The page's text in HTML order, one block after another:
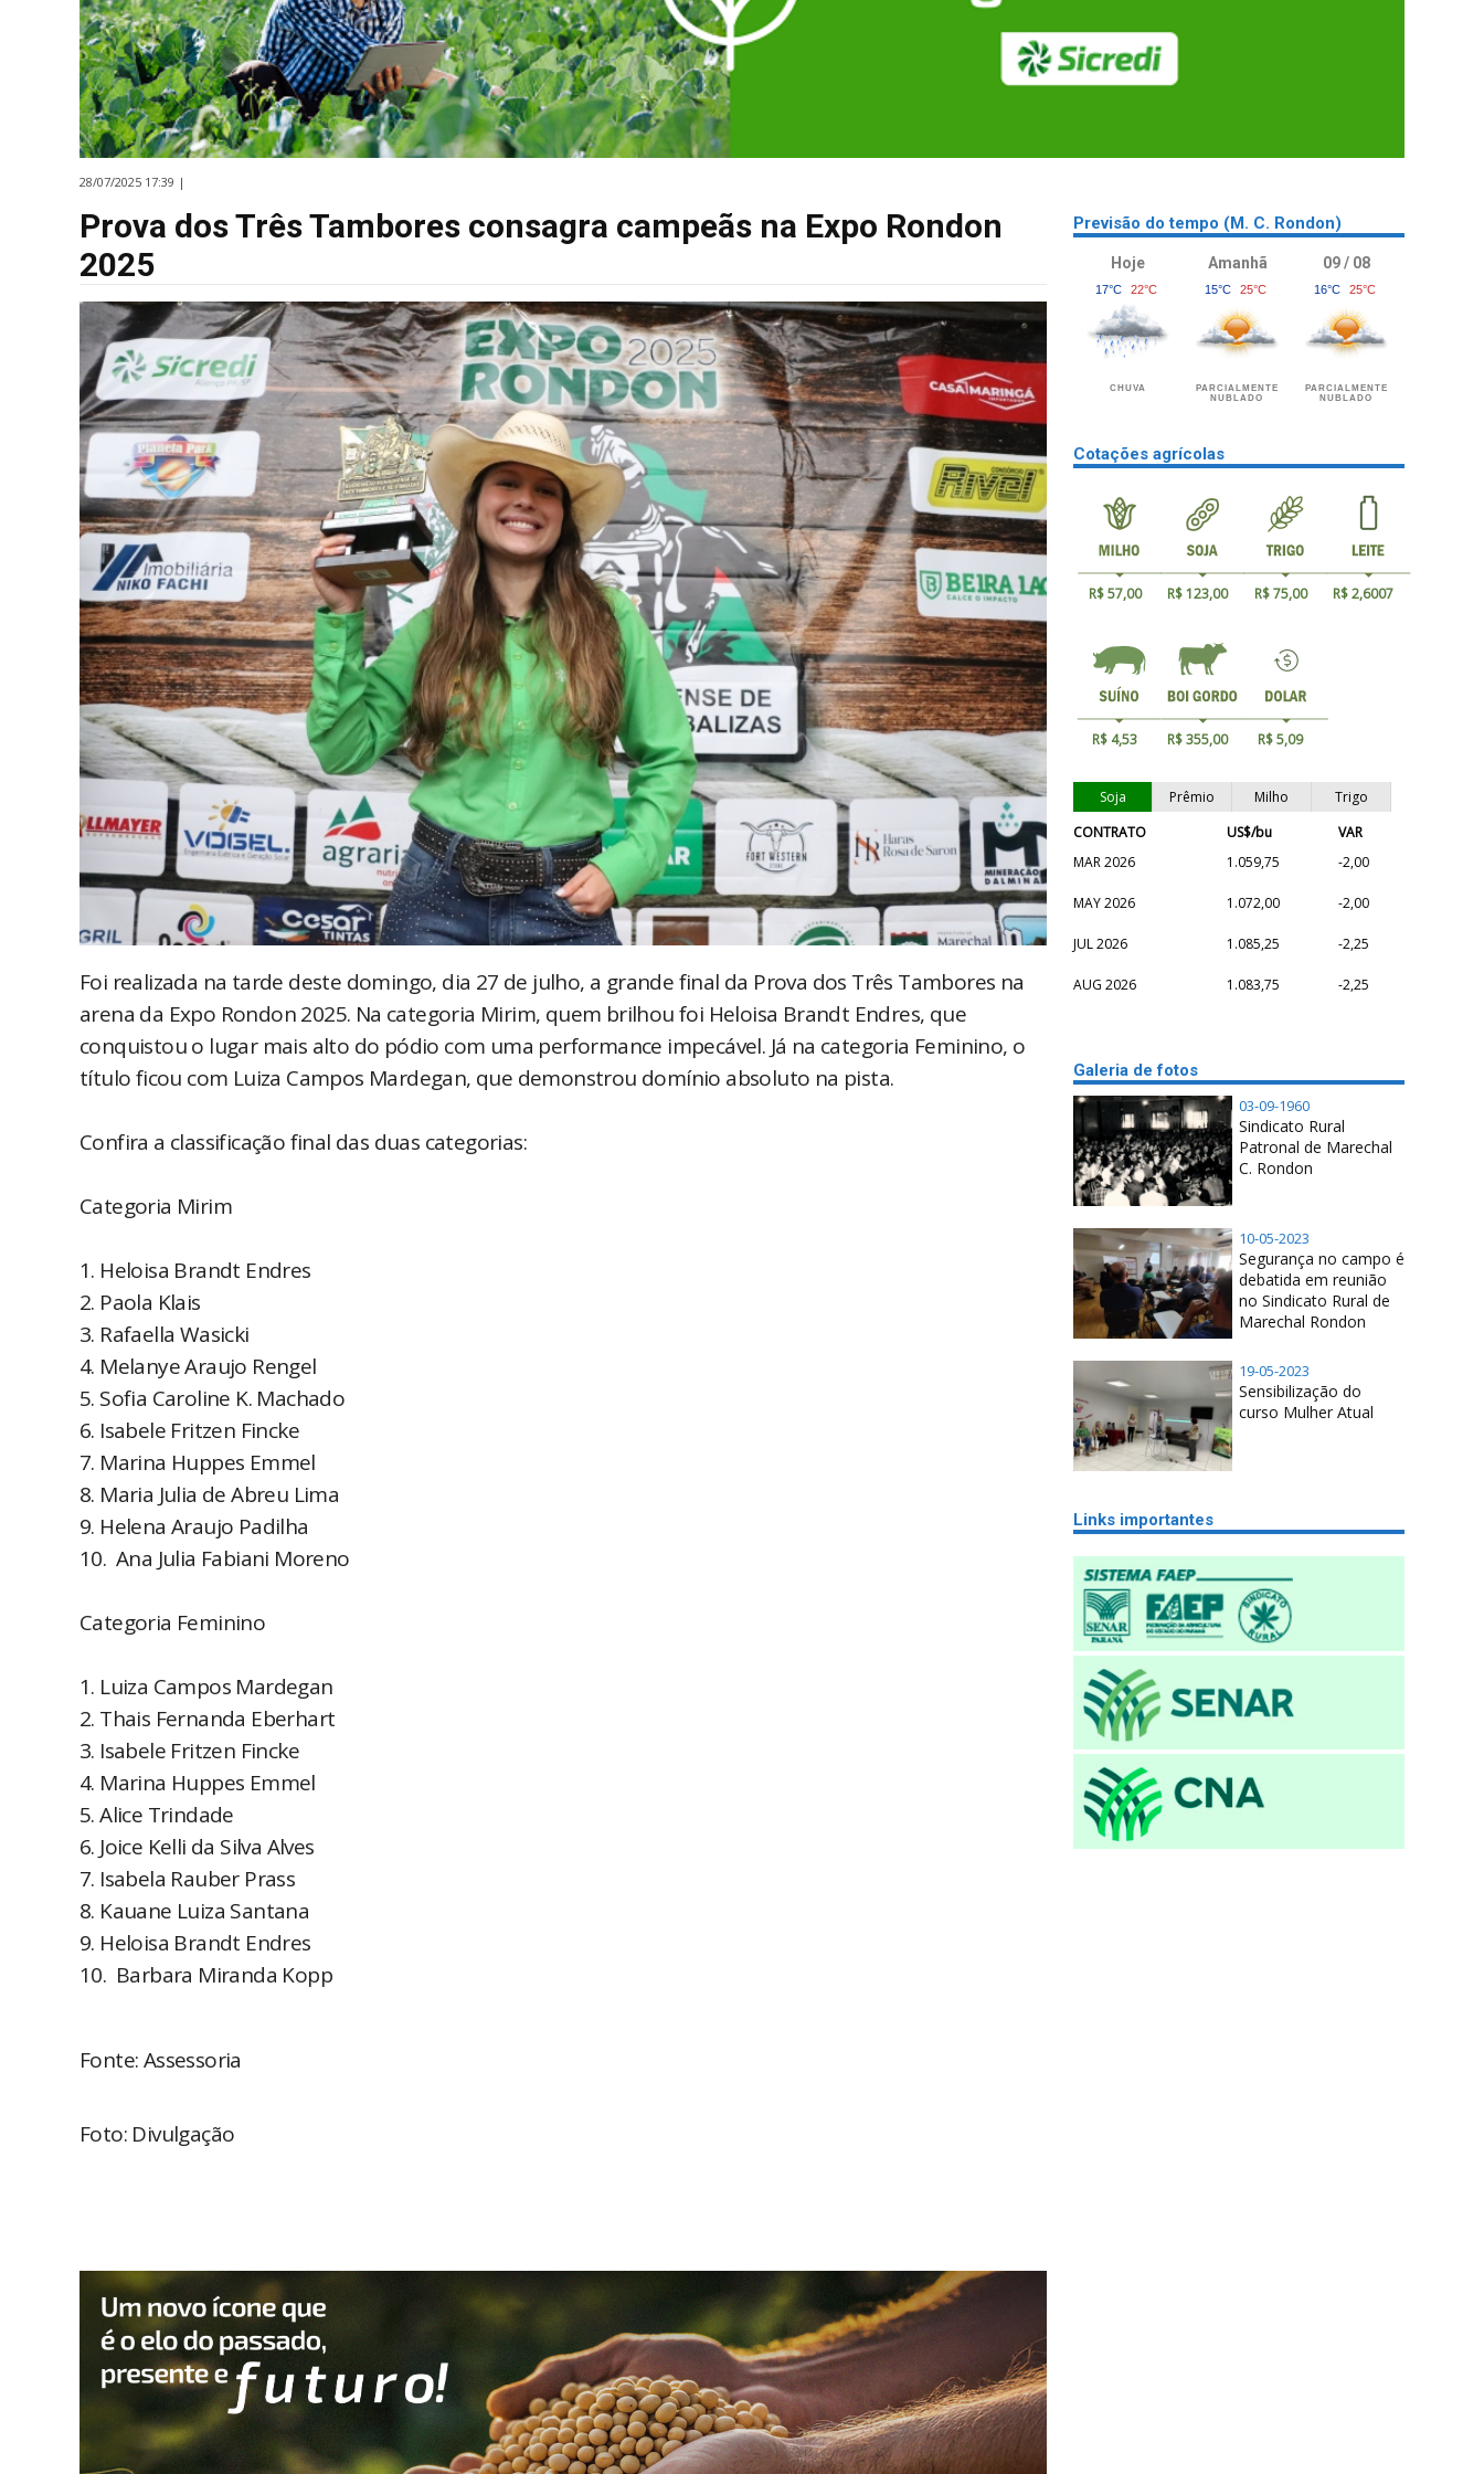
28/07/2025 17:39 |
Prova dos Três Tambores consagra campeãs na Expo Rondon
2025
Foi realizada na tarde deste domingo, dia 27 de julho, a grande final da Prova dos Três Tambores na
arena da Expo Rondon 2025. Na categoria Mirim, quem brilhou foi Heloisa Brandt Endres, que
conquistou o lugar mais alto do pódio com uma performance impecável. Já na categoria Feminino, o
título ficou com Luiza Campos Mardegan, que demonstrou domínio absoluto na pista.
Confira a classificação final das duas categorias:
Categoria Mirim
1. Heloisa Brandt Endres
2. Paola Klais
3. Rafaella Wasicki
4. Melanye Araujo Rengel
5. Sofia Caroline K. Machado
6. Isabele Fritzen Fincke
7. Marina Huppes Emmel
8. Maria Julia de Abreu Lima
9. Helena Araujo Padilha
10. Ana Julia Fabiani Moreno
Categoria Feminino
1. Luiza Campos Mardegan
2. Thais Fernanda Eberhart
3. Isabele Fritzen Fincke
4. Marina Huppes Emmel
5. Alice Trindade
6. Joice Kelli da Silva Alves
7. Isabela Rauber Prass
8. Kauane Luiza Santana
9. Heloisa Brandt Endres
10. Barbara Miranda Kopp
Fonte: Assessoria
Foto: Divulgação
Previsão do tempo (M. C. Rondon)
Hoje
17°C 22°C
CHUVA
Amanhã
15°C 25°C
PARCIALMENTE
NUBLADO
09 / 08
16°C 25°C
PARCIALMENTE
NUBLADO
Cotações agrícolas
R$ 57,00 R$ 123,00 R$ 75,00 R$ 2,6007
R$ 4,53 R$ 355,00 R$ 5,09
Soja Prêmio Milho
Trigo
CONTRATO
US$/bu
VAR
MAR 2026
1.059,75 -2,00
MAY 2026 1.072,00 -2,00
JUL 2026 1.085,25 -2,25
AUG 2026 1.083,75 -2,25
Galeria de fotos
03-09-1960
Sindicato Rural
Patronal de Marechal
C. Rondon
10-05-2023
Segurança no campo é
debatida em reunião
no Sindicato Rural de
Marechal Rondon
19-05-2023
Sensibilização do
curso Mulher Atual
Links importantes